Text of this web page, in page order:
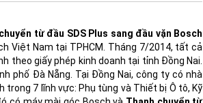
từ đầu SDS Plus sang đầu vặn Bosch
Việt Nam tại TPHCM. Tháng 7/2014, tất cả
theo giấy phép kinh doanh tại tỉnh Đồng Nai.
phố Đà Nẵng. Tại Đồng Nai, công ty có nhà
7 lĩnh vực: Phụ tùng và Thiết bị Ô tô, Kỹ